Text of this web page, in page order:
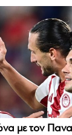
με τον